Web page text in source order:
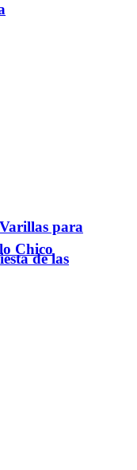
para
de las
Chico